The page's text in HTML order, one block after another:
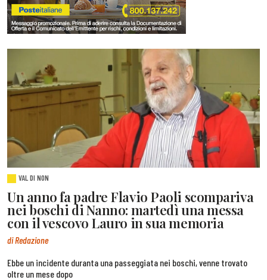
VAL DI NON
Un anno fa padre Flavio Paoli scompariva
nei boschi di Nanno: martedì una messa
con il vescovo Lauro in sua memoria
di Redazione
Ebbe un incidente duranta una passeggiata nei boschi, venne trovato
oltre un mese dopo